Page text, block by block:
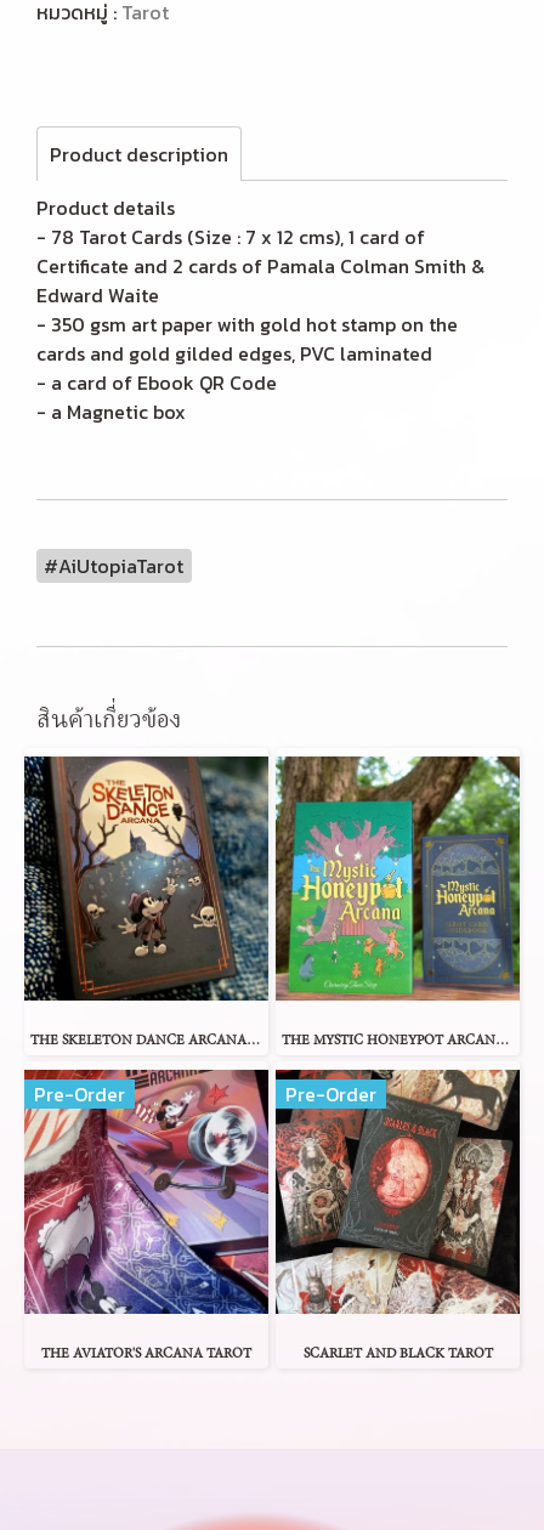
หมวดหมู่ : Tarot
Product description
Product details
- 78 Tarot Cards (Size : 7 x 12 cms), 1 card of
Certificate and 2 cards of Pamala Colman Smith &
Edward Waite
- 350 gsm art paper with gold hot stamp on the
cards and gold gilded edges, PVC laminated
- a card of Ebook QR Code
- a Magnetic box
#AiUtopiaTarot
สินค้าเกี่ยวข้อง
THE SKELETON DANCE ARCANA TAROT THE MYSTIC HONEYPOT ARCANA TAROT
Pre-Order
THE AVIATOR'S ARCANA TAROT
Pre-Order
SCARLET AND BLACK TAROT